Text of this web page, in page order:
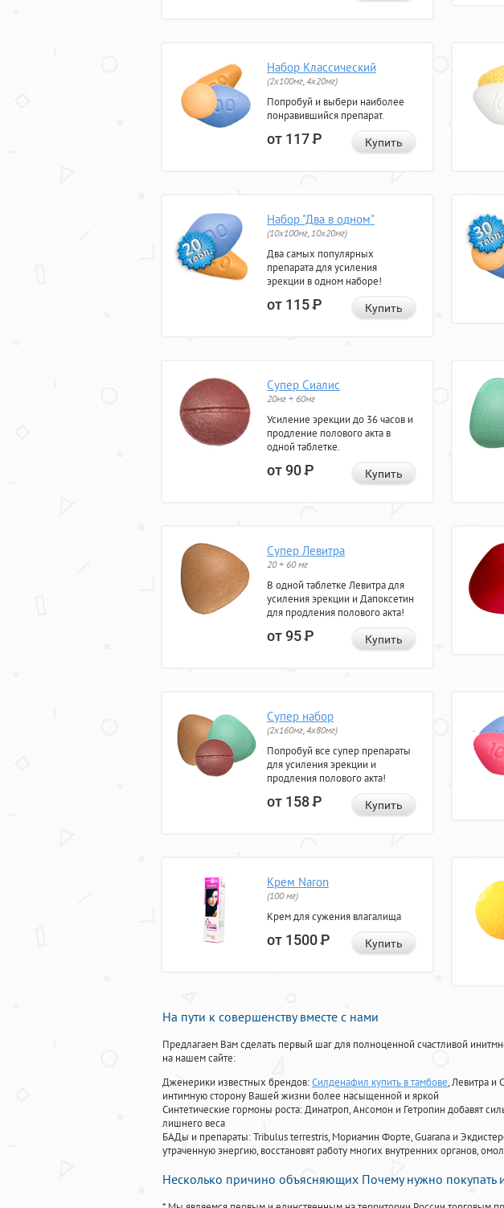
Набор Классический
(2x100мг, 4x20мг)
Попробуй и выбери наиболее
понравившийся препарат.
от 117Р Купить
Набор "Два в одном"
(10x100мг, 10x20мг)
Два самых популярных
препарата для усиления
эрекции в одном наборе!
от 115Р Купить
Супер Сиалис
20мг + 60мг
Усиление эрекции до 36 часов и
продление полового акта в
одной таблетке.
от 90Р Купить
Супер Левитра
20 + 60 мг
В одной таблетке Левитра для
усиления эрекции и Дапоксетин
для продления полового акта!
от 95Р Купить
Супер набор
(2х160мг, 4х80мг)
Попробуй все супер препараты
для усиления эрекции и
продления полового акта!
от 158Р Купить
Крем Naron
(100 мг)
Крем для сужения влагалища
от 1500Р Купить
На пути к совершенству вместе с нами
Предлагаем Вам сделать первый шаг для полноценной счастливой
на нашем сайте:
Дженерики известных брендов:Силденафил купить в тамбове, Левитра и
интимную сторону Вашей жизни более насыщенной и яркой
Синтетические гормоны роста: Динатроп, Ансомон и Гетропин добавят
лишнего веса
БАДы и препараты:Tribulus terrestris, Мориамин Форте, Guarana и
утраченную энергию, восстановят работу многих внутренних органов,
Несколько причино объясняющих Почему нужно покупать